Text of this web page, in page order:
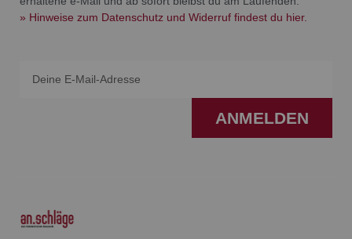
» Hinweise zum Datenschutz und Widerruf findest du hier.
ANMELDEN